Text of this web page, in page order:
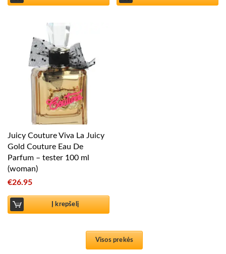
Juicy Couture Viva La Juicy
Gold Couture Eau De
Parfum – tester 100 ml
(woman)
€26.95
Į krepšelį
Visos prekės